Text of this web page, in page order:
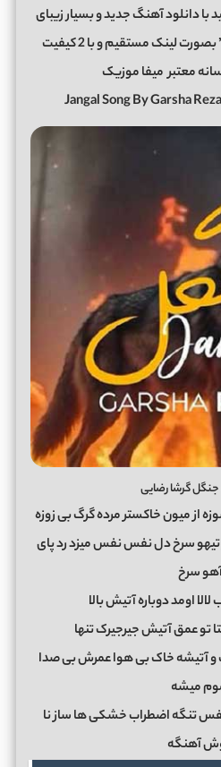
دانلود آهنگ جدید و بسیار زیبای
به نام “جنگل ” بصورت لینک مستقیم و با 2 کیفیت
معتبرمیفا موزیک
Jangal Song By Garsha
جنگل گرشا رضایی
از میون خاکستر مرده گرگ بی زوزه
سرخ دل نفس نفس میزد رد پای
سرخ
اومد دوباره آتیش بالا
تو عمق آتیش جیرجیرک تنها
خاک بی هوا عمرش بی صدا
میشه
تنگه اضطراب خشکی ها ساز نا
آهنگه